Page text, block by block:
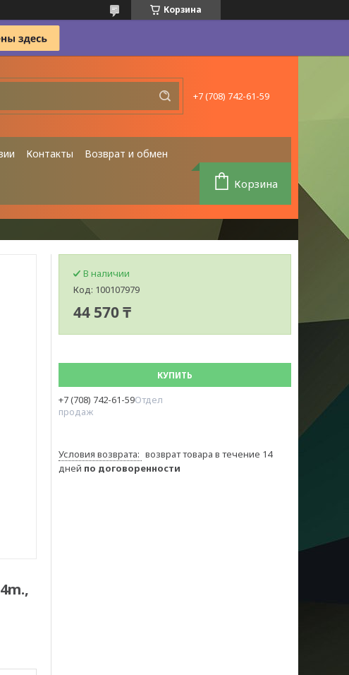
Корзина
+7 (708) 742-61-59
Контакты Возврат и обмен
Корзина
В наличии
Код: 100107979
44 570 ₸
КУПИТЬ
+7 (708) 742-61-59Отдел
продаж
возврат товара в течение 14
дней по договоренности